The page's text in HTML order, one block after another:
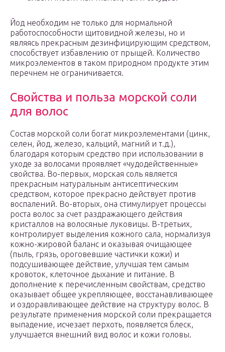
Йод необходим не только для нормальной
работоспособности щитовидной железы, но и
являясь прекрасным дезинфицирующим средством,
способствует избавлению от прыщей. Количество
микроэлементов в таком природном продукте этим
перечнем не ограничивается.
Свойства и польза морской соли
для волос
Состав морской соли богат микроэлементами (цинк,
селен, йод, железо, кальций, магний и т.д.),
благодаря которым средство при использовании в
уходе за волосами проявляет «чудодейственные»
свойства. Во-первых, морская соль является
прекрасным натуральным антисептическим
средством, которое прекрасно действует против
воспалений. Во-вторых, она стимулирует процессы
роста волос за счет раздражающего действия
кристаллов на волосяные луковицы. В-третьих,
контролирует выделения кожного сала, нормализуя
кожно-жировой баланс и оказывая очищающее
(пыль, грязь, ороговевшие частички кожи) и
подсушивающее действие, улучшая тем самым
кровоток, клеточное дыхание и питание. В
дополнение к перечисленным свойствам, средство
оказывает общее укрепляющее, восстанавливающее
и оздоравливающее действие на структуру волос. В
результате применения морской соли прекращается
выпадение, исчезает перхоть, появляется блеск,
улучшается внешний вид волос и кожи головы.